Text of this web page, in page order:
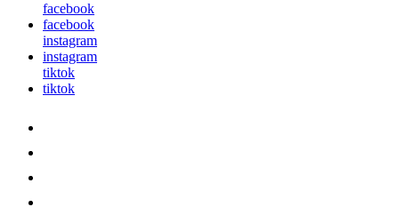
facebook
facebook
instagram
instagram
tiktok
tiktok